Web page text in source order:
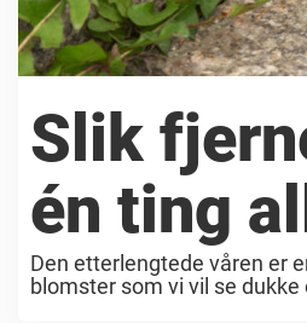
Slik
én ting
Den etterlengtede våren er
blomster som vi vil se